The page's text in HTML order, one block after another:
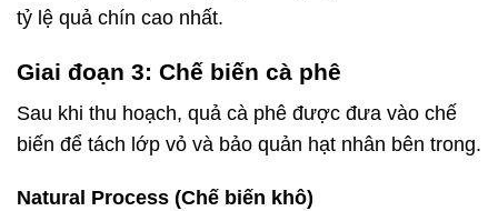
tỷ lệ quả chín cao nhất.
Giai đoạn 3: Chế biến cà phê
Sau khi thu hoạch, quả cà phê được đưa vào chế
biến để tách lớp vỏ và bảo quản hạt nhân bên trong.
Natural Process (Chế biến khô)